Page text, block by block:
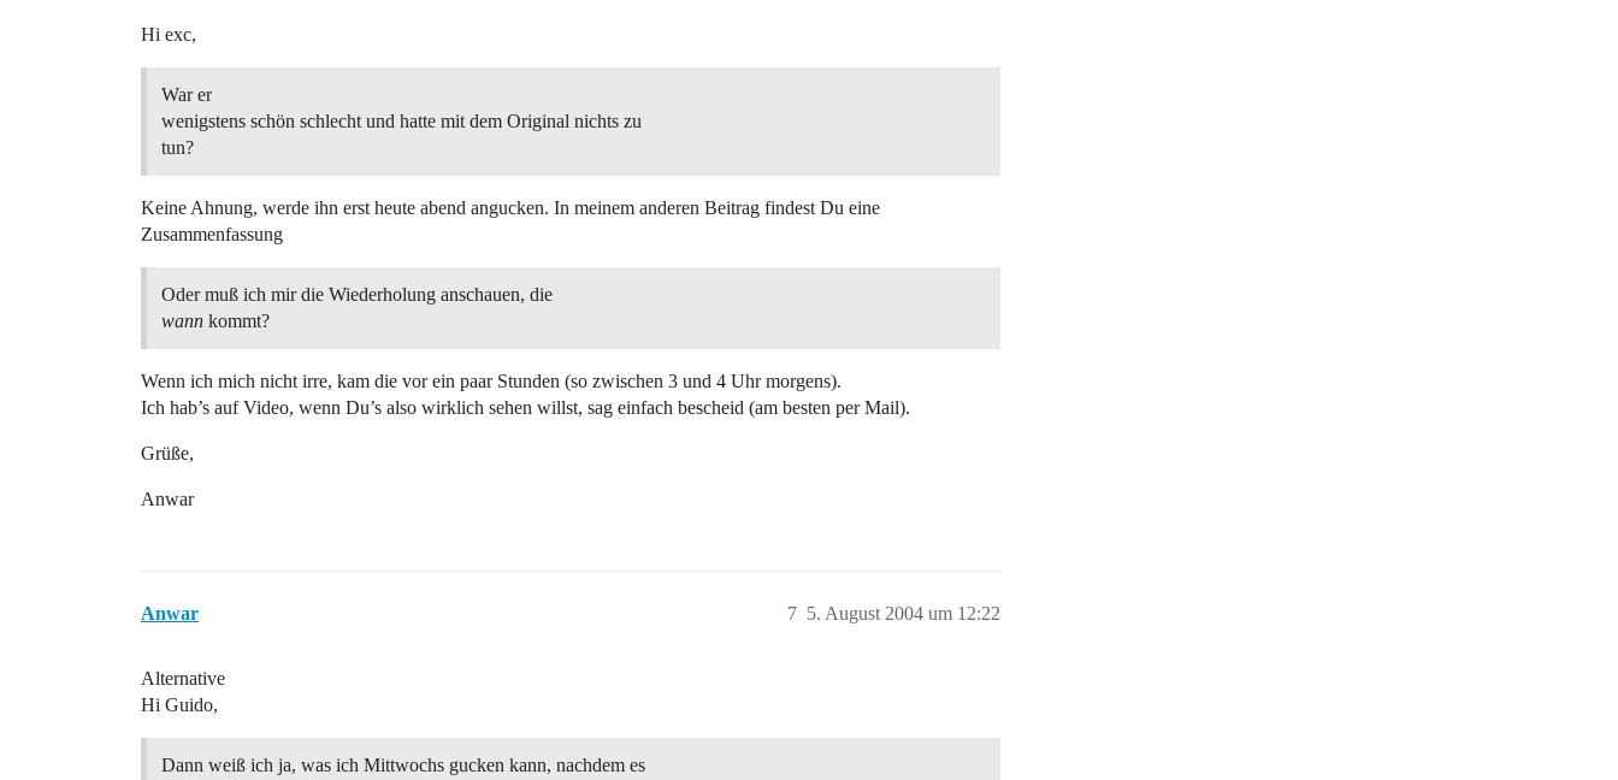
Hi exc,
War er
wenigstens schön schlecht und hatte mit dem Original nichts zu
tun?
Keine Ahnung, werde ihn erst heute abend angucken. In meinem anderen Beitrag findest Du eine
Zusammenfassung
Oder muß ich mir die Wiederholung anschauen, die
wann kommt?
Wenn ich mich nicht irre, kam die vor ein paar Stunden (so zwischen 3 und 4 Uhr morgens).
Ich hab’s auf Video, wenn Du’s also wirklich sehen willst, sag einfach bescheid (am besten per Mail).
Grüße,
Anwar
Anwar 5. August 2004 um 12:22
7
Alternative
Hi Guido,
Dann weiß ich ja, was ich Mittwochs gucken kann, nachdem es